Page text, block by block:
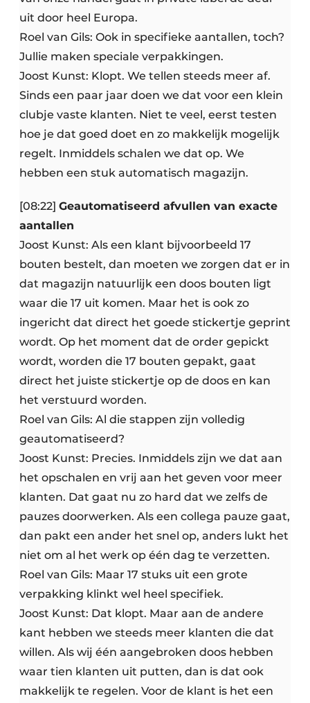
uit door heel Europa.
Roel van Gils: Ook in specifieke aantallen, toch?
Jullie maken speciale verpakkingen.
Joost Kunst: Klopt. We tellen steeds meer af.
Sinds een paar jaar doen we dat voor een klein
clubje vaste klanten. Niet te veel, eerst testen
hoe je dat goed doet en zo makkelijk mogelijk
regelt. Inmiddels schalen we dat op. We
hebben een stuk automatisch magazijn.
[08:22] Geautomatiseerd afvullen van exacte
aantallen
Joost Kunst: Als een klant bijvoorbeeld 17
bouten bestelt, dan moeten we zorgen dat er in
dat magazijn natuurlijk een doos bouten ligt
waar die 17 uit komen. Maar het is ook zo
ingericht dat direct het goede stickertje geprint
wordt. Op het moment dat de order gepickt
wordt, worden die 17 bouten gepakt, gaat
direct het juiste stickertje op de doos en kan
het verstuurd worden.
Roel van Gils: Al die stappen zijn volledig
geautomatiseerd?
Joost Kunst: Precies. Inmiddels zijn we dat aan
het opschalen en vrij aan het geven voor meer
klanten. Dat gaat nu zo hard dat we zelfs de
pauzes doorwerken. Als een collega pauze gaat,
dan pakt een ander het snel op, anders lukt het
niet om al het werk op één dag te verzetten.
Roel van Gils: Maar 17 stuks uit een grote
verpakking klinkt wel heel specifiek.
Joost Kunst: Dat klopt. Maar aan de andere
kant hebben we steeds meer klanten die dat
willen. Als wij één aangebroken doos hebben
waar tien klanten uit putten, dan is dat ook
makkelijk te regelen. Voor de klant is het een